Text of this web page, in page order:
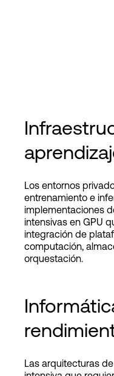
Los entornos
entrenamiento e
implementaciones
intensivas en GPU
integración de
computación,
orquestación.
Las arquitecturas